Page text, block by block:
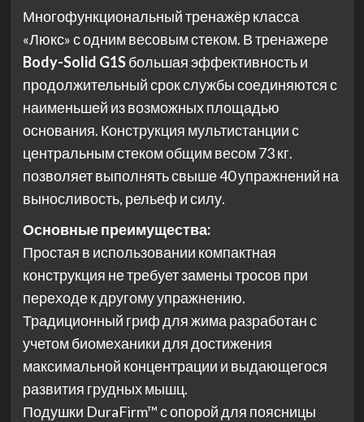
Многофункциональный тренажёр класса
«Люкс» с одним весовым стеком. В тренажере
Body-Solid G1Sбольшая эффективность и
продолжительный срок службы соединяются с
наименьшей из возможных площадью
основания. Конструкция мультистанции с
центральным стеком общим весом 73 кг.
позволяет выполнять свыше 40 упражнений на
выносливость, рельеф и силу.
Основные преимущества:
Простая в использовании компактная
конструкция не требует замены тросов при
переходе к другому упражнению.
Традиционный гриф для жима разработан с
учетом биомеханики для достижения
максимальной концентрации и выдающегося
развития грудных мышц.
Подушки DuraFirm™ с опорой для поясницы